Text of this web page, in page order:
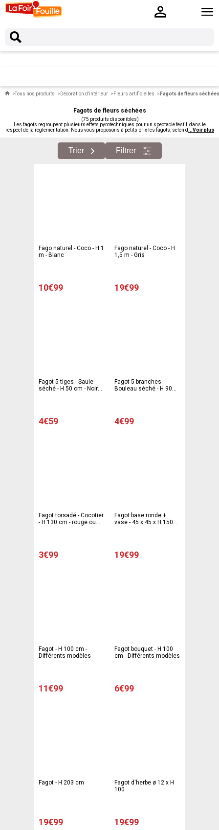
Tous nos produits Décoration d'intérieur Fleurs artificielles Fagots de fleurs séchées
Fagots de fleurs séchées
(75 produits disponibles)
Les fagots regroupent plusieurs effets pyrotechniques pour un spectacle festif, dans le
respect de la réglementation. Nous vous proposons à petits prix les fagots, selon disponibilité
...Voir plus
Trier Filtrer
Fago naturel - Coco - H 1
m - Blanc
10€99
Fago naturel - Coco - H
1,5 m - Gris
19€99
Fagot 5 tiges - Saule
séché - H 50 cm - Noir
4€59
Fagot 5 branches -
Bouleau séché - H 90
4€99
Fagot torsadé - Cocotier
- H 130 cm - rouge ou
3€99
Fagot base ronde +
vase - 45 x 45 x H 150
19€99
Fagot - H 100 cm -
Différents modèles
11€99
Fagot bouquet - H 100
cm - Différents modèles
6€99
Fagot - H 203 cm
19€99
Fagot d'herbe ø 12 x H
100
19€99